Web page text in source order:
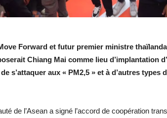
Forward et futur premier ministre
Chiang Mai comme lieu d’implantation
s’attaquer aux « PM2,5 » et à d’autres types
de l’Asean a signé l’accord de coopération